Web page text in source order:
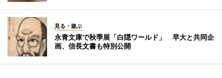
見る・遊ぶ
永青文庫で秋季展「白隠ワールド」 早大と共同企
画、信長文書も特別公開